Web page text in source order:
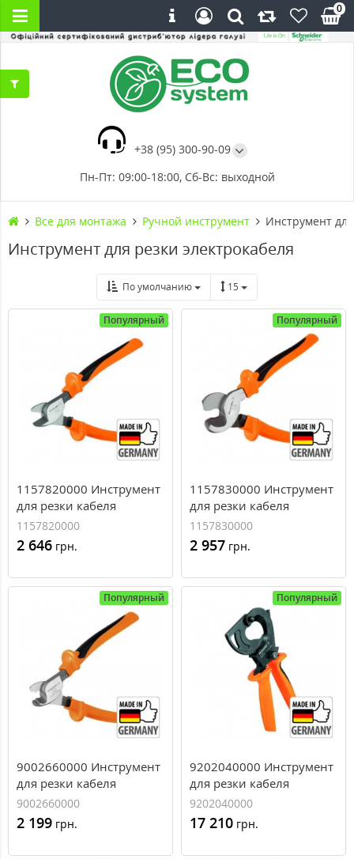
+38 (95) 300-90-09
Пн-Пт: 09:00-18:00, Сб-Вс: выходной
0
Все для монтажа Ручной инструмент Инструмент
Инструмент для резки электрокабеля
По умолчанию 15
Популярный
1157820000 Инструмент
для резки кабеля
Weidmuller KT 14 (35
мм.кв)
1157820000
2 646 грн.
Популярный
1157830000 Инструмент
для резки кабеля
Weidmuller KT 22 (95
мм.кв)
1157830000
2 957 грн.
Популярный
9002660000 Инструмент
для резки кабеля
Weidmuller KT 12 (25
мм.кв)
9002660000
2 199 грн.
Популярный
9202040000 Инструмент
для резки кабеля
Weidmuller KT 45 (300
мм.кв)
9202040000
17 210 грн.